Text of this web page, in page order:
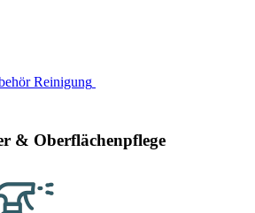
Reinigung
& Oberflächenpflege